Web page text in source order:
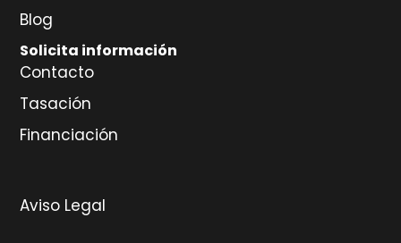
Blog
Solicita información
Contacto
Tasación
Financiación
Aviso Legal